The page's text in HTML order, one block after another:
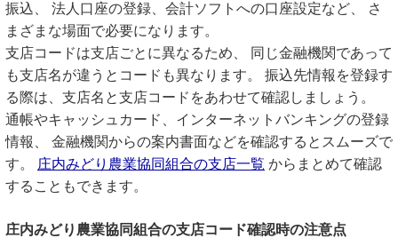
振込、 法人口座の登録、会計ソフトへの口座設定など、 さ
まざまな場面で必要になります。
支店コードは支店ごとに異なるため、 同じ金融機関であって
も支店名が違うとコードも異なります。 振込先情報を登録す
る際は、支店名と支店コードをあわせて確認しましょう。
通帳やキャッシュカード、インターネットバンキングの登録
情報、 金融機関からの案内書面などを確認するとスムーズで
す。
庄内みどり農業協同組合の支店一覧 からまとめて確認
することもできます。
庄内みどり農業協同組合の支店コード確認時の注意点